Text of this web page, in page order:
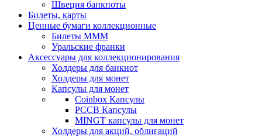
Швеция банкноты
Билеты, карты
Ценные бумаги коллекционные
Билеты МММ
Уральские франки
Аксессуары для коллекционирования
Холдеры для банкнот
Холдеры для монет
Капсулы для монет
Coinbox Капсулы
РССВ Капсулы
MINGT капсулы для монет
Холдеры для акций, облигаций